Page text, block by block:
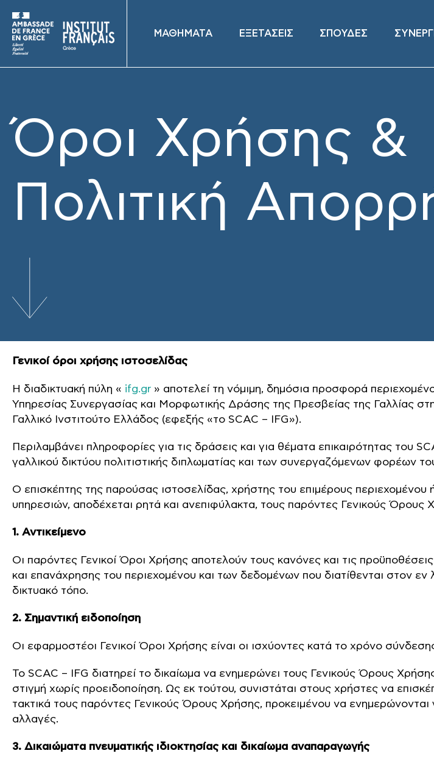
ΜΑΘΗΜΑΤΑ ΕΞΕΤΑΣΕΙΣ ΣΠΟΥΔΕΣ
Όροι Χρήσης &
Πολιτική
Γενικοί όροι χρήσης ιστοσελίδας
Η διαδικτυακή πύλη « ifg.gr » αποτελεί τη νόμιμη, δημόσια προσφορά
Υπηρεσίας Συνεργασίας και Μορφωτικής Δράσης της Πρεσβείας της Γαλλίας
Γαλλικό Ινστιτούτο Ελλάδος (εφεξής «το SCAC – IFG»).
Περιλαμβάνει πληροφορίες για τις δράσεις και για θέματα επικαιρότητας του
γαλλικού δικτύου πολιτιστικής διπλωματίας και των συνεργαζόμενων φορέων
Ο επισκέπτης της παρούσας ιστοσελίδας, χρήστης του επιμέρους
υπηρεσιών, αποδέχεται ρητά και ανεπιφύλακτα, τους παρόντες Γενικούς Όρους
1. Αντικείμενο
Οι παρόντες Γενικοί Όροι Χρήσης αποτελούν τους κανόνες και τις
και επανάχρησης του περιεχομένου και των δεδομένων που διατίθενται στον εν
δικτυακό τόπο.
2. Σημαντική ειδοποίηση
Οι εφαρμοστέοι Γενικοί Όροι Χρήσης είναι οι ισχύοντες κατά το χρόνο
Το SCAC – IFG διατηρεί το δικαίωμα να ενημερώνει τους Γενικούς Όρους
στιγμή χωρίς προειδοποίηση. Ως εκ τούτου, συνιστάται στους χρήστες να
τακτικά τους παρόντες Γενικούς Όρους Χρήσης, προκειμένου να ενημερώνονται
αλλαγές.
3. Δικαιώματα πνευματικής ιδιοκτησίας και δικαίωμα αναπαραγωγής